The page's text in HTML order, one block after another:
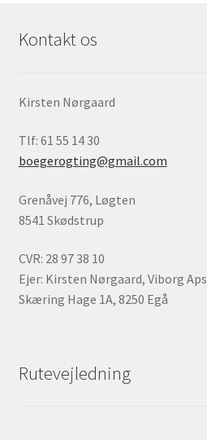
Kontakt os
Kirsten Nørgaard
Tlf: 61 55 14 30
boegerogting@gmail.com
Grenåvej 776, Løgten
8541 Skødstrup
CVR: 28 97 38 10
Ejer: Kirsten Nørgaard, Viborg Aps
Skæring Hage 1A, 8250 Egå
Rutevejledning